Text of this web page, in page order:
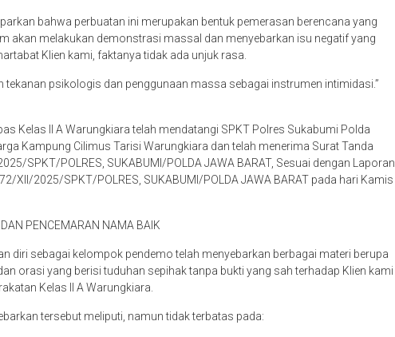
bahwa perbuatan ini merupakan bentuk pemerasan berencana yang
akan melakukan demonstrasi massal dan menyebarkan isu negatif yang
Klien kami, faktanya tidak ada unjuk rasa.
tekanan psikologis dan penggunaan massa sebagai instrumen intimidasi.”
Kelas II A Warungkiara telah mendatangi SPKT Polres Sukabumi Polda
Kampung Cilimus Tarisi Warungkiara dan telah menerima Surat Tanda
SPKT/POLRES, SUKABUMI/POLDA JAWA BARAT, Sesuai dengan Laporan
XII/2025/SPKT/POLRES, SUKABUMI/POLDA JAWA BARAT pada hari Kamis
PENCEMARAN NAMA BAIK
diri sebagai kelompok pendemo telah menyebarkan berbagai materi berupa
orasi yang berisi tuduhan sepihak tanpa bukti yang sah terhadap Klien kami
Kelas II A Warungkiara.
tersebut meliputi, namun tidak terbatas pada: